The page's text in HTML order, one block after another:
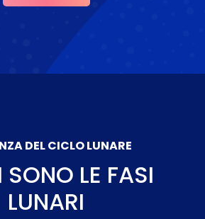
DEL CICLO LUNARE
SONO LE FASI
LUNARI